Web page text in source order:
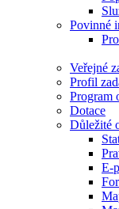
Povinné
Veřejné
Profil
Program
Dotace
Důležité
E-